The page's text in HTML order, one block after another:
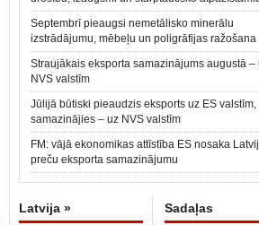
Septembrī pieaugsi nemetālisko minerālu
izstrādājumu, mēbeļu un poligrāfijas ražošana
Straujākais eksporta samazinājums augustā –
NVS valstīm
Jūlijā būtiski pieaudzis eksports uz ES valstīm,
samazinājies – uz NVS valstīm
FM: vājā ekonomikas attīstība ES nosaka
preču eksporta samazinājumu
Latvija » Sadaļas